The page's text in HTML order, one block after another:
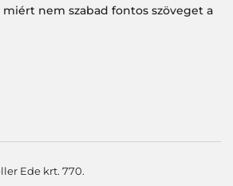
miért nem szabad fontos szöveget a
Ede krt. 770.